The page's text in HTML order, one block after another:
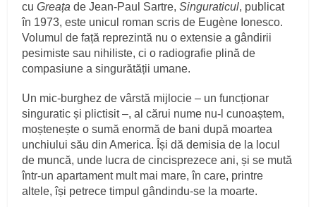
cuGreața de Jean-Paul Sartre,Singuraticul, publicat
în 1973, este unicul roman scris de Eugène Ionesco.
Volumul de față reprezintă nu o extensie a gândirii
pesimiste sau nihiliste, ci o radiografie plină de
compasiune a singurătății umane.
Un mic-burghez de vârstă mijlocie – un funcționar
singuratic și plictisit –, al cărui nume nu-l cunoaștem,
moștenește o sumă enormă de bani după moartea
unchiului său din America. Își dă demisia de la locul
de muncă, unde lucra de cincisprezece ani, și se mută
într-un apartament mult mai mare, în care, printre
altele, își petrece timpul gândindu-se la moarte.